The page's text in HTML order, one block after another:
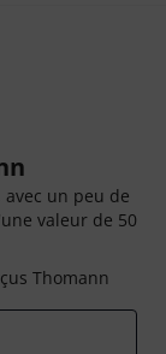
un peu de
valeur de 50
Thomann